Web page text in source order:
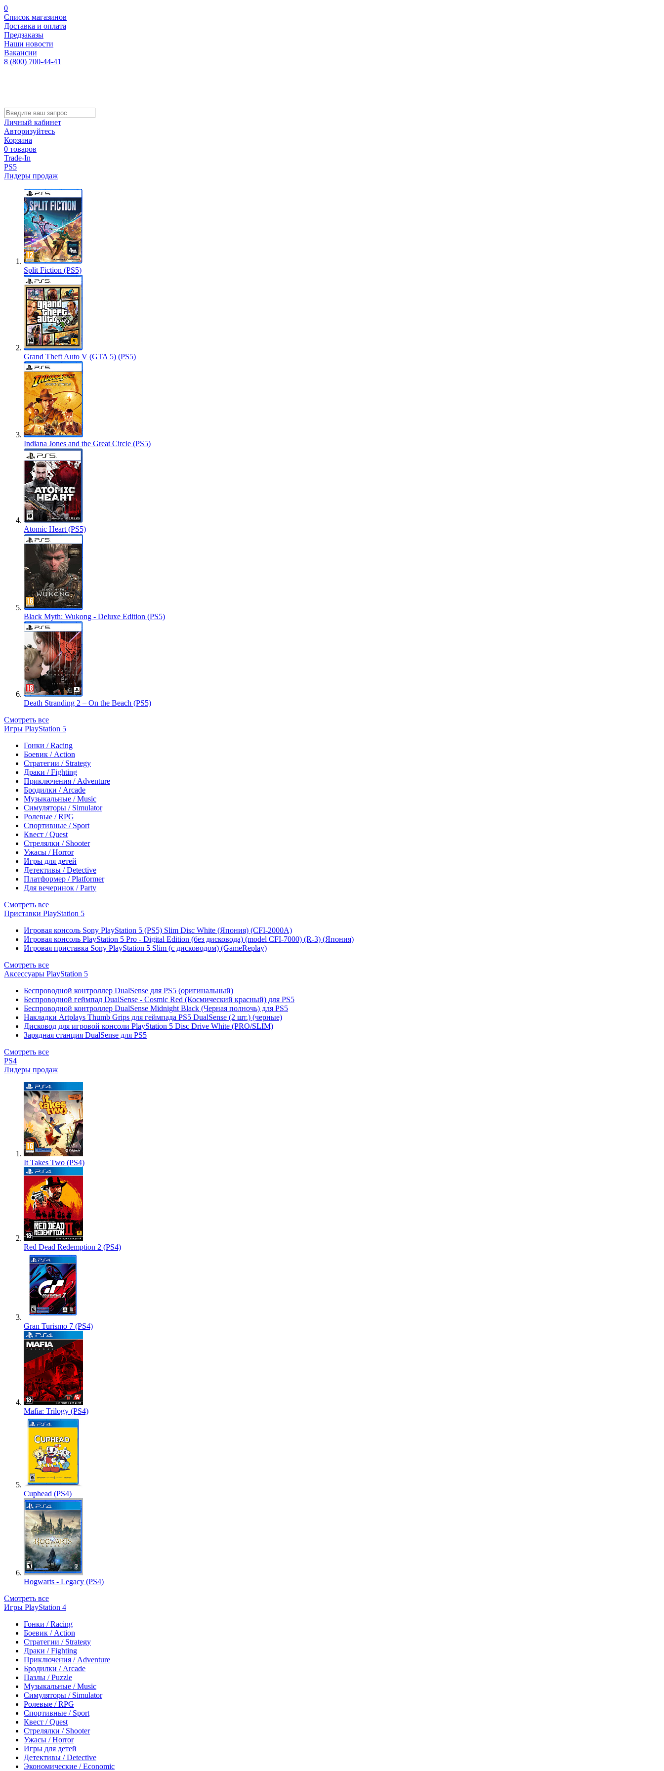
0
Список магазинов
Доставка и оплата
Предзаказы
Наши новости
Вакансии
8 (800) 700-44-41
Личный кабинет
Авторизуйтесь
Корзина
0 товаров
Trade-In
PS5
Лидеры продаж
Split Fiction (PS5)
Grand Theft Auto V (GTA 5) (PS5)
Indiana Jones and the Great Circle (PS5)
Atomic Heart (PS5)
Black Myth: Wukong - Deluxe Edition (PS5)
Death Stranding 2 – On the Beach (PS5)
Смотреть все
Игры PlayStation 5
Гонки / Racing
Боевик / Action
Стратегии / Strategy
Драки / Fighting
Приключения / Adventure
Бродилки / Arcade
Музыкальные / Music
Симуляторы / Simulator
Ролевые / RPG
Спортивные / Sport
Квест / Quest
Стрелялки / Shooter
Ужасы / Horror
Игры для детей
Детективы / Detective
Платформер / Platformer
Для вечеринок / Party
Смотреть все
Приставки PlayStation 5
Игровая консоль Sony PlayStation 5 (PS5) Slim Disc White (Япония) (CFI-2000A)
Игровая консоль PlayStation 5 Pro - Digital Edition (без дисковода) (model CFI-7000) (R-3) (Япония)
Игровая приставка Sony PlayStation 5 Slim (с дисководом) (GameReplay)
Смотреть все
Аксессуары PlayStation 5
Беспроводной контроллер DualSense для PS5 (оригинальный)
Беспроводной геймпад DualSense - Cosmic Red (Космический красный) для PS5
Беспроводной контроллер DualSense Midnight Black (Черная полночь) для PS5
Накладки Artplays Thumb Grips для геймпада PS5 DualSense (2 шт.) (черные)
Дисковод для игровой консоли PlayStation 5 Disc Drive White (PRO/SLIM)
Зарядная станция DualSense для PS5
Смотреть все
PS4
Лидеры продаж
It Takes Two (PS4)
Red Dead Redemption 2 (PS4)
Gran Turismo 7 (PS4)
Mafia: Trilogy (PS4)
Cuphead (PS4)
Hogwarts - Legacy (PS4)
Смотреть все
Игры PlayStation 4
Гонки / Racing
Боевик / Action
Стратегии / Strategy
Драки / Fighting
Приключения / Adventure
Бродилки / Arcade
Пазлы / Puzzle
Музыкальные / Music
Симуляторы / Simulator
Ролевые / RPG
Спортивные / Sport
Квест / Quest
Стрелялки / Shooter
Ужасы / Horror
Игры для детей
Детективы / Detective
Экономические / Economic